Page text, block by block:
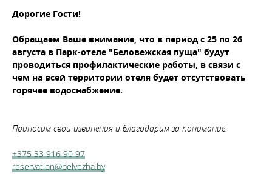
Дорогие Гости!
Обращаем Ваше внимание, что в период с 25 по 26
августа в Парк-отеле "Беловежская пуща" будут
проводиться профилактические работы, в связи с
чем на всей территории отеля будет отсутствовать
горячее водоснабжение.
Приносим свои извинения и благодарим за понимание.
+375 33 916 90 97
reservation@belvezha.by